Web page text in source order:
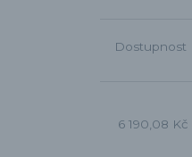
Dostupnost
6 190,08 Kč